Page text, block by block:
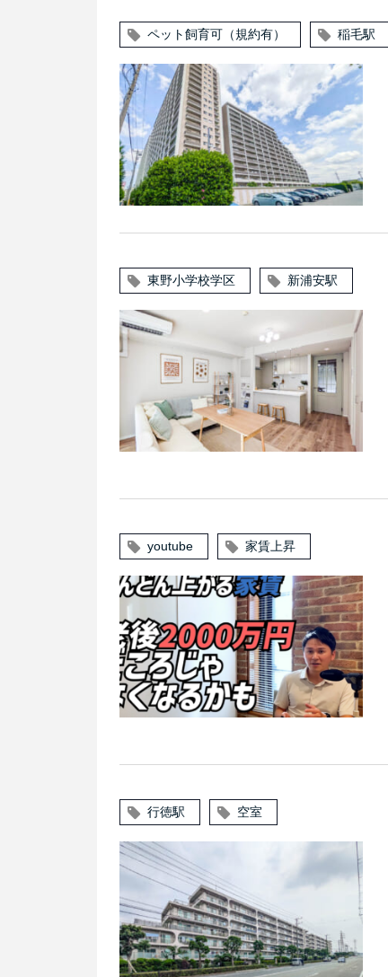
ペット飼育可（規約有） 稲毛駅
東野小学校学区 新浦安駅
youtube 家賃上昇
行徳駅 空室